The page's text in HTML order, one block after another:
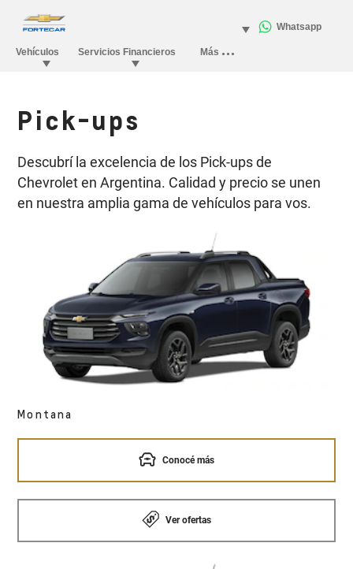
Pick-ups
Descubrí la excelencia de los Pick-ups de
Chevrolet en Argentina. Calidad y precio se unen
en nuestra amplia gama de vehículos para vos.
Montana
Conocé más
Ver ofertas